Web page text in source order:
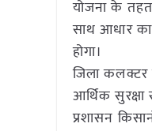
योजना के तहत
साथ आधार
होगा।
जिला
आर्थिक
प्रशासन